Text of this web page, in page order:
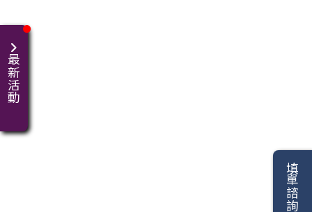
填單諮詢
最新活動